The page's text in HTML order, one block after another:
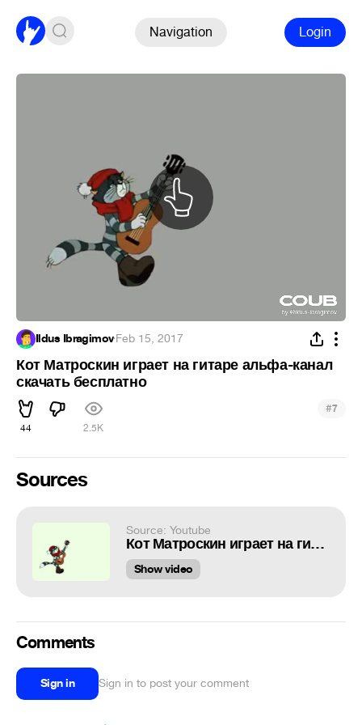
Navigation Login
Ildus Ibragimov·Feb 15, 2017
Кот Матроскин играет на гитаре альфа-канал
скачать бесплатно
44 2.5K
#7
Sources
Source: Youtube
Кот Матроскин играет на гитаре альфа-канал скачать бесплатно
Show video
Comments
Sign in Sign in to post your comment